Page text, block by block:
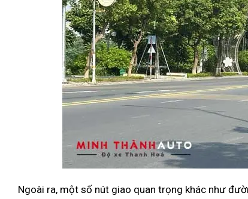
Ngoài ra, một số nút giao quan trọng khác như